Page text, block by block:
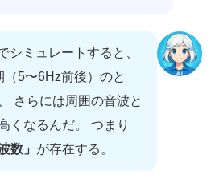
シミュレートすると、
（5〜6Hz前後）のと
さらには周囲の音波と
くなるんだ。 つまり
数」 が存在する。